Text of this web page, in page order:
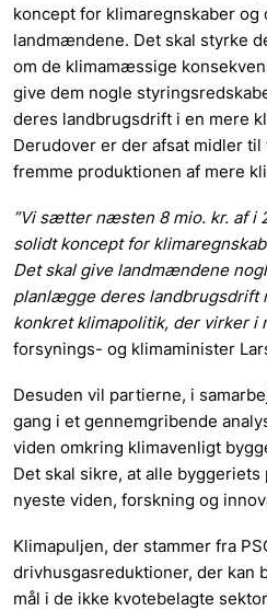
koncept for klimaregnskaber og
landmændene. Det skal styrke
om de klimamæssige
give dem nogle
deres landbrugsdrift i en mere
Derudover er der afsat midler
fremme produktionen af mere
”Vi sætter næsten 8 mio. kr. af i
solidt koncept for
Det skal give landmændene
planlægge deres landbrugsdrift
konkret klimapolitik, der virker i
forsynings- og klimaminister
Desuden vil partierne, i
gang i et gennemgribende
viden omkring klimavenligt
Det skal sikre, at alle
nyeste viden, forskning og
Klimapuljen, der stammer fra
drivhusgasreduktioner, der kan
mål i de ikke kvotebelagte